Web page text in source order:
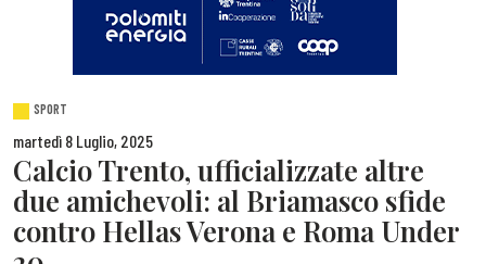
SPORT
martedì 8 Luglio, 2025
Calcio Trento, ufficializzate altre
due amichevoli: al Briamasco sfide
contro Hellas Verona e Roma Under